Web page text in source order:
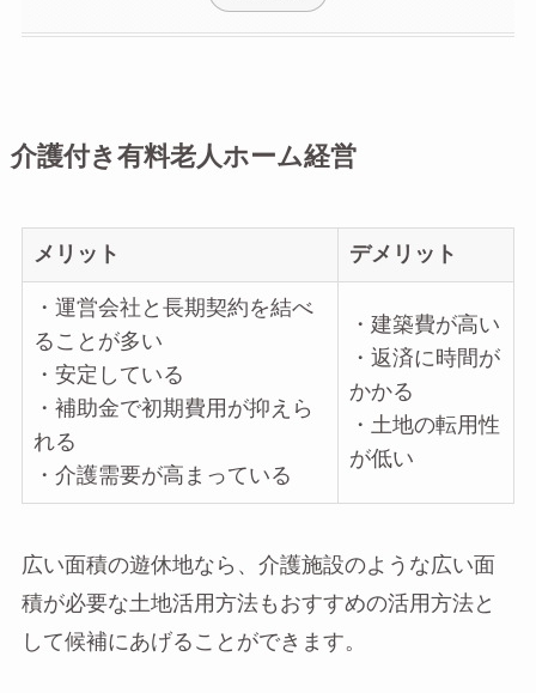
介護付き有料老人ホーム経営
メリット デメリット
・運営会社と長期契約を結べ
ることが多い
・安定している
・補助金で初期費用が抑えら
れる
・介護需要が高まっている
・建築費が高い
・返済に時間が
かかる
・土地の転用性
が低い
広い面積の遊休地なら、介護施設のような広い面
積が必要な土地活用方法もおすすめの活用方法と
して候補にあげることができます。